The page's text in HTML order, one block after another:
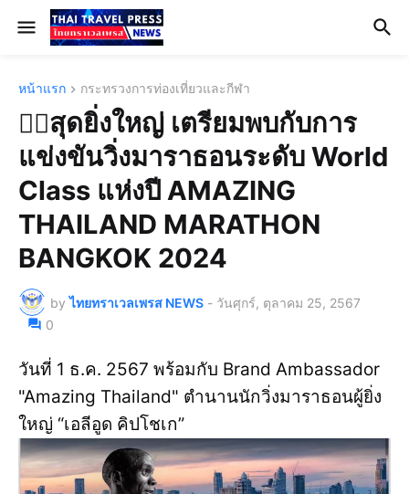
หน้าแรก กระทรวงการท่องเที่ยวและกีฬา
🏃‍♂️สุดยิ่งใหญ่ เตรียมพบกับการ
แข่งขันวิ่งมาราธอนระดับ World
Class แห่งปี AMAZING
THAILAND MARATHON
BANGKOK 2024
by ไทยทราเวลเพรส NEWS - วันศุกร์, ตุลาคม 25, 2567
0
วันที่ 1 ธ.ค. 2567 พร้อมกับ Brand Ambassador
"Amazing Thailand" ตำนานนักวิ่งมาราธอนผู้ยิ่ง
ใหญ่ “เอลีอูด คิปโชเก”